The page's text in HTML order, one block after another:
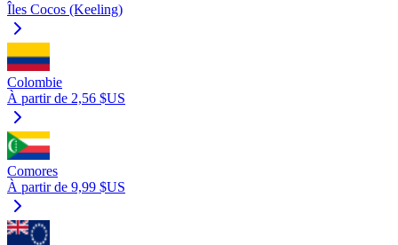
Îles Cocos (Keeling)
Colombie
À partir de 2,56 $US
Comores
À partir de 9,99 $US